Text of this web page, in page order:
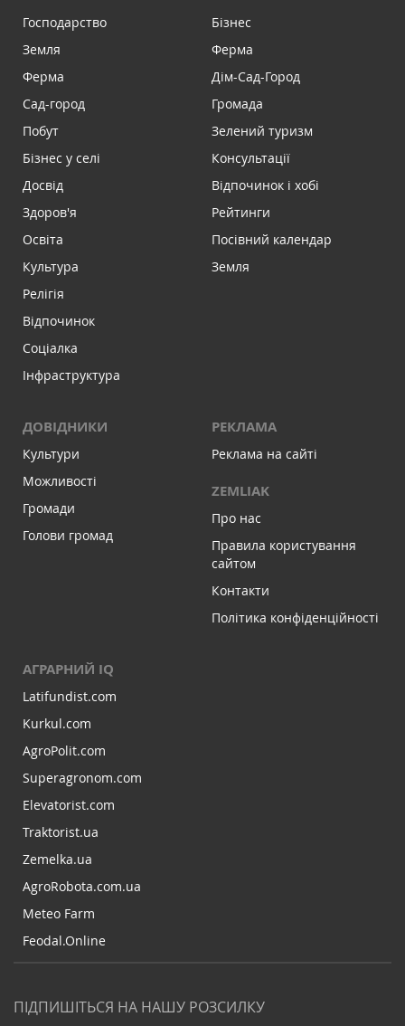
Господарство
Земля
Ферма
Сад-город
Побут
Бізнес у селі
Досвід
Здоров'я
Освіта
Культура
Релігія
Відпочинок
Соціалка
Інфраструктура
Бізнес
Ферма
Дім-Сад-Город
Громада
Зелений туризм
Консультації
Відпочинок і хобі
Рейтинги
Посівний календар
Земля
ДОВІДНИКИ
Культури
Можливості
Громади
Голови громад
РЕКЛАМА
Реклама на сайті
ZEMLIAK
Про нас
Правила користування
сайтом
Контакти
Політика конфіденційності
АГРАРНИЙ IQ
Latifundist.com
Kurkul.com
AgroPolit.com
Superagronom.com
Elevatorist.com
Traktorist.ua
Zemelka.ua
AgroRobota.com.ua
Meteo Farm
Feodal.Online
ПІДПИШІТЬСЯ НА НАШУ РОЗСИЛКУ